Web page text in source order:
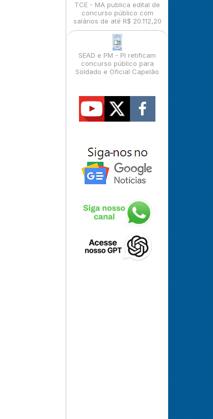
TCE - MA publica edital de
concurso público com
salários de até R$ 20.112,20
SEAD e PM - PI retificam
concurso público para
Soldado e Oficial Capelão